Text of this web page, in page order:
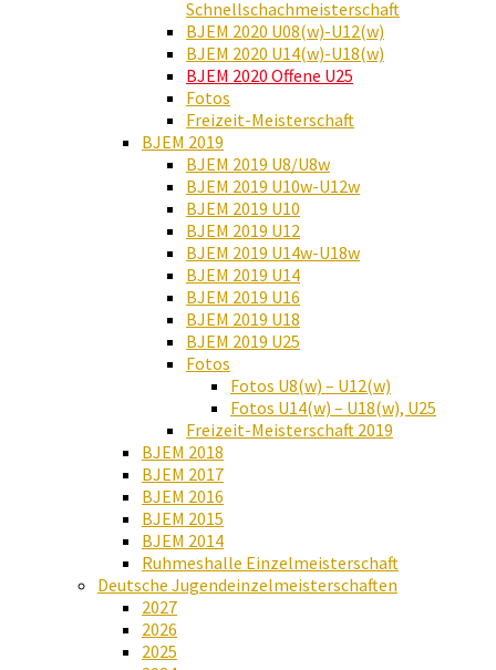
Schnellschachmeisterschaft
BJEM 2020 U08(w)-U12(w)
BJEM 2020 U14(w)-U18(w)
BJEM 2020 Offene U25
Fotos
Freizeit-Meisterschaft
BJEM 2019
BJEM 2019 U8/U8w
BJEM 2019 U10w-U12w
BJEM 2019 U10
BJEM 2019 U12
BJEM 2019 U14w-U18w
BJEM 2019 U14
BJEM 2019 U16
BJEM 2019 U18
BJEM 2019 U25
Fotos
Fotos U8(w) – U12(w)
Fotos U14(w) – U18(w), U25
Freizeit-Meisterschaft 2019
BJEM 2018
BJEM 2017
BJEM 2016
BJEM 2015
BJEM 2014
Ruhmeshalle Einzelmeisterschaft
Deutsche Jugendeinzelmeisterschaften
2027
2026
2025